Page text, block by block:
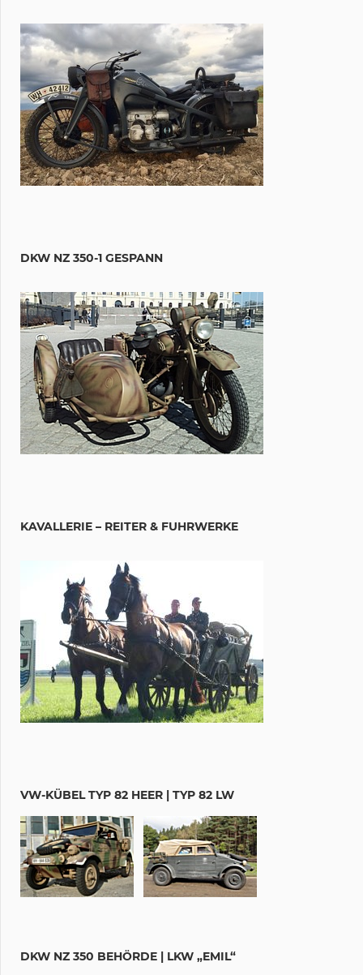
DKW NZ 350-1 GESPANN
KAVALLERIE – REITER & FUHRWERKE
VW-KÜBEL TYP 82 HEER | TYP 82 LW
DKW NZ 350 BEHÖRDE | LKW „EMIL“